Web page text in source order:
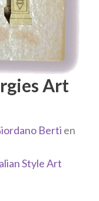
Art
Berti en
Style Art